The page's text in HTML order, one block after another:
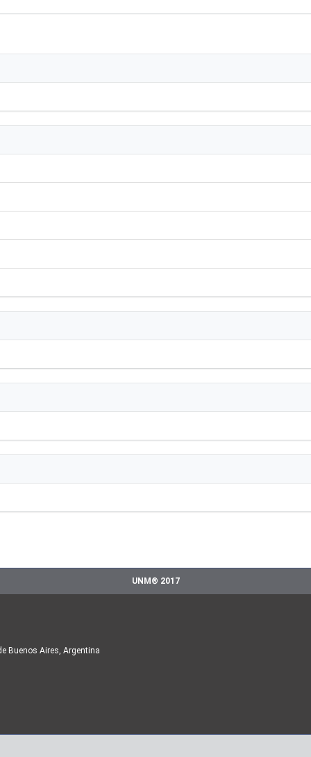
UNM® 2017
Buenos Aires, Argentina